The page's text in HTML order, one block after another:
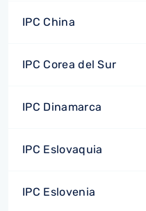
IPC China
IPC Corea del Sur
IPC Dinamarca
IPC Eslovaquia
IPC Eslovenia